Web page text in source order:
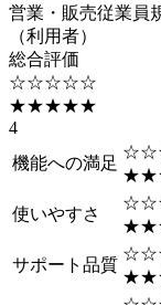
営業・販売従業員
（利用者）
総合評価
☆☆☆☆☆
★★★★★
4
機能への満足
使いやすさ
サポート品質